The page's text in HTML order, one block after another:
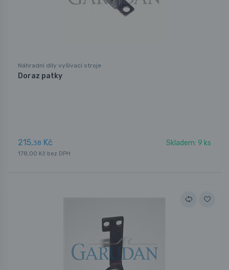
Náhradní díly vyšívací stroje
Doraz patky
215,38 Kč Skladem: 9 ks
178,00 Kč bez DPH